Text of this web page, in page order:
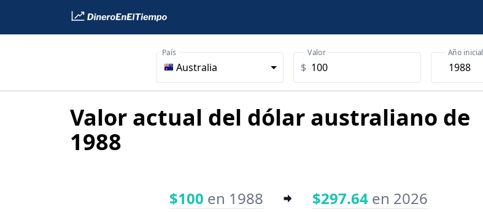
Australia
País
$
Valor Año inicial
Valor actual del dólar australiano de
1988
$100 en 1988 $297.64 en 2026